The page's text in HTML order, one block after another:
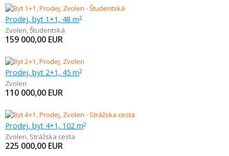
Prodej, byt 1+1, 48 m2
Zvolen,Študentská
159 000,00 EUR
Prodej, byt 2+1, 45 m2
Zvolen
110 000,00 EUR
Prodej, byt 4+1, 102 m2
Zvolen, Strážska cesta
225 000,00 EUR